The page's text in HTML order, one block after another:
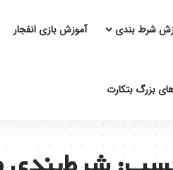
شرط بندی آموزش بازی انفجار
بزرگ بتکارت